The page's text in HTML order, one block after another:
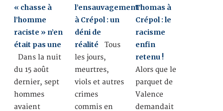
« chasse à
l’homme
raciste » n’en
était pas une
Dans la nuit
du 15 août
dernier, sept
hommes
avaient
l’ensauvagement
à Crépol : un
déni de
réalité Tous
les jours,
meurtres,
viols et autres
crimes
commis en
Thomas à
Crépol : le
racisme
enfin
retenu !
Alors que le
parquet de
Valence
demandait